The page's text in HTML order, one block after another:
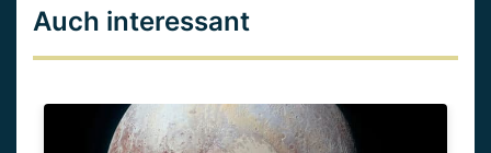
Auch interessant